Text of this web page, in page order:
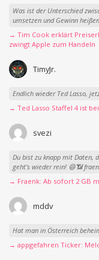
Was ist der Unterschied
umsetzen und Gewinn
→ Tim Cook erklärt
zwingt Apple zum Handeln
TimyJr.
Endlich wieder Ted Lasso,
→ Ted Lasso Staffel 4 ist
svezi
Du bist zu knapp mit Daten,
geht’s wieder rein! 😄📶
→ Fraenk: Ab sofort 2 GB
mddv
Hat man in Österreich
→ appgefahren Ticker: